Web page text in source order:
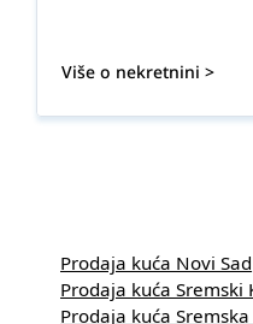
Više o nekretnini >
Prodaja kuća Novi Sad
Prodaja kuća Sremski
Prodaja kuća